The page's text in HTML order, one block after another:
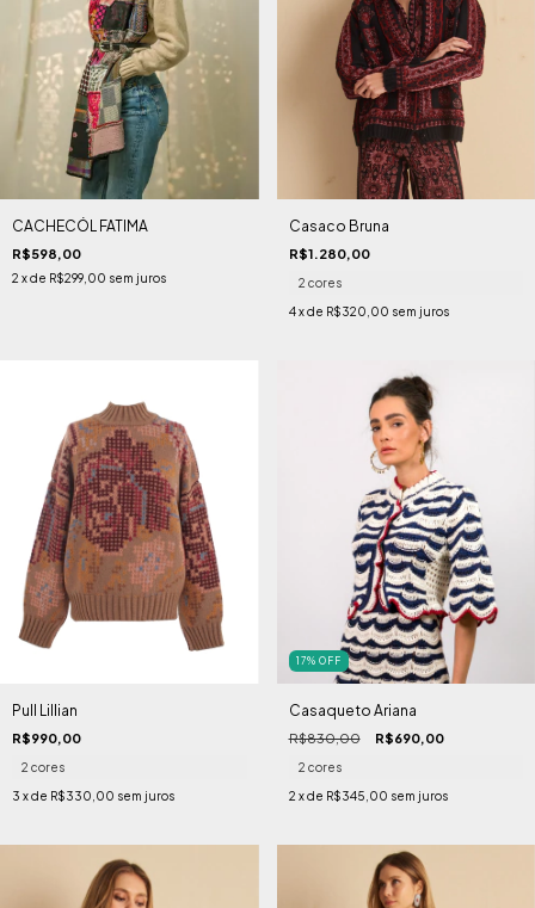
CACHECÓL FATIMA
R$598,00
2 x de R$299,00 sem juros
Casaco Bruna
R$1.280,00
2 cores
4 x de R$320,00 sem juros
Pull Lillian
R$990,00
2 cores
3 x de R$330,00 sem juros
17% OFF
Casaqueto Ariana
R$830,00 R$690,00
2 cores
2 x de R$345,00 sem juros